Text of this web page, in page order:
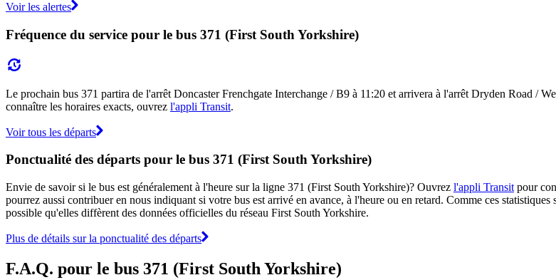
Voir les alertes
Fréquence du service pour le bus 371 (First South Yorkshire)
Le prochain bus 371 partira de l'arrêt Doncaster Frenchgate Interchange / B9 à 11:20 et arrivera à l'arrêt Dryden Road /
connaître les horaires exacts, ouvrez l'appli Transit.
Voir tous les départs
Ponctualité des départs pour le bus 371 (First South Yorkshire)
Envie de savoir si le bus est généralement à l'heure sur la ligne 371 (First South Yorkshire)? Ouvrez l'appli Transit pour
pourrez aussi contribuer en nous indiquant si votre bus est arrivé en avance, à l'heure ou en retard. Comme ces
possible qu'elles diffèrent des données officielles du réseau First South Yorkshire.
Plus de détails sur la ponctualité des départs
F.A.Q. pour le bus 371 (First South Yorkshire)